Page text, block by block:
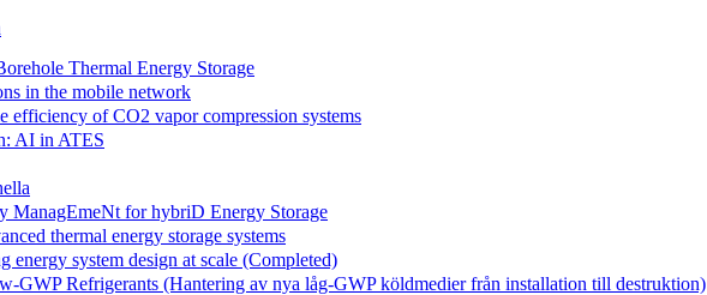
Thermal Energy Storage
in the mobile network
efficiency of CO2 vapor compression systems
AI in ATES
for hybriD Energy Storage
thermal energy storage systems
system design at scale (Completed)
GWP Refrigerants (Hantering av nya låg-GWP köldmedier från installation till destruktion)